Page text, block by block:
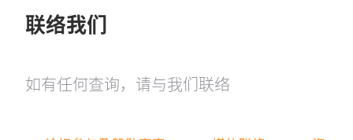
联络我们
如有任何查询，请与我们联络